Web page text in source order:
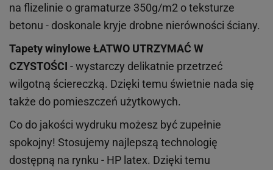
na flizelinie o gramaturze 350g/m2 o teksturze
betonu - doskonale kryje drobne nierówności ściany.
Tapety winyloweŁATWO UTRZYMAĆ W
CZYSTOŚCI - wystarczy delikatnie przetrzeć
wilgotną ściereczką. Dzięki temu świetnie nada się
także do pomieszczeń użytkowych.
Co do jakości wydruku możesz być zupełnie
spokojny! Stosujemy najlepszą technologię
dostępną na rynku - HP latex. Dzięki temu